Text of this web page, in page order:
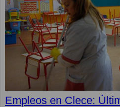
Empleos en Clece: